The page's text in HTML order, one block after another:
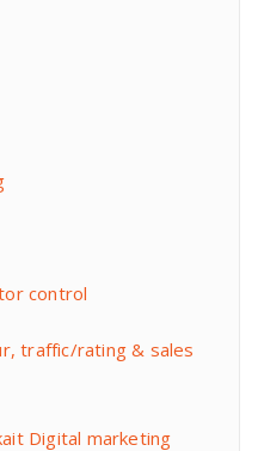
control
traffic/rating & sales
Digital marketing